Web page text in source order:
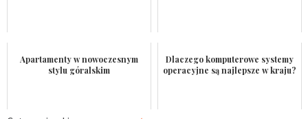
Apartamenty w nowoczesnym
stylu góralskim
Dlaczego komputerowe systemy
operacyjne są najlepsze w kraju?